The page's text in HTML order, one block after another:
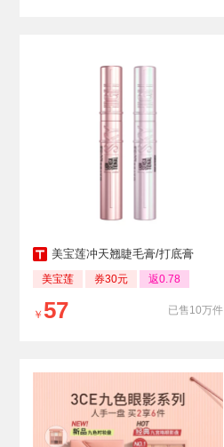
美宝莲冲天翘睫毛膏/打底膏
美宝莲 券30元 返0.78
已售10万件
￥ 57